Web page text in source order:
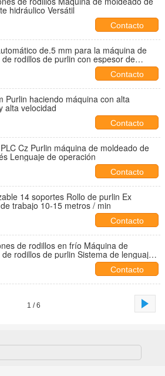
hidráulico Versátil
Contacto
de.5 mm para la máquina de
rodillos de purlin con espesor de
Contacto
Purlin haciendo máquina con alta
alta velocidad
Contacto
Cz Purlin máquina de moldeado de
Lenguaje de operación
Contacto
14 soportes Rollo de purlin Ex
trabajo 10-15 metros / min
Contacto
de rodillos en frío Máquina de
rodillos de purlin Sistema de lenguaje
Contacto
1 / 6